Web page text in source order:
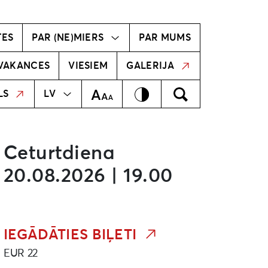
PAR (NE)MIERS
Radošā komanda PAR MUMS
VIESIEM GALERIJA
LV
EN Teksta izmērsKontrastsMeklēt
MEKLĒT
Ceturtdiena
20.08.2026 | 19.00
IEGĀDĀTIES BIĻETI
EUR 22